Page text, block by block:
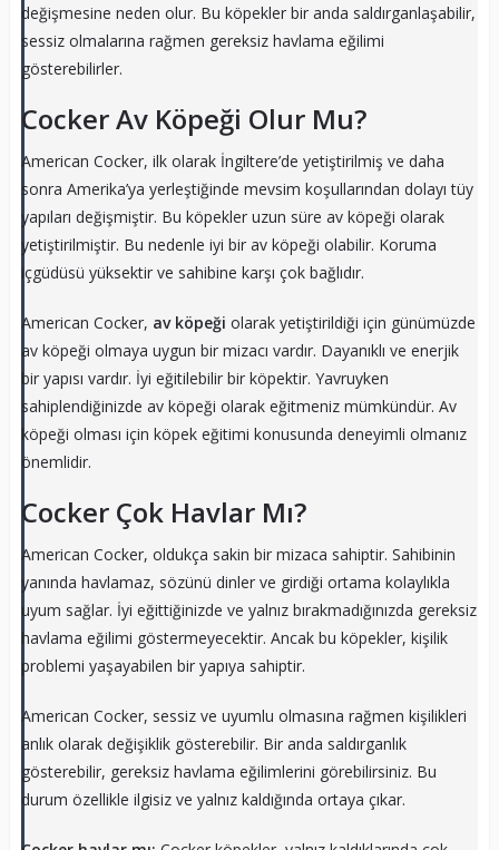
değişmesine neden olur. Bu köpekler bir anda saldırganlaşabilir,
sessiz olmalarına rağmen gereksiz havlama eğilimi
gösterebilirler.
Cocker Av Köpeği Olur Mu?
American Cocker, ilk olarak İngiltere’de yetiştirilmiş ve daha
sonra Amerika’ya yerleştiğinde mevsim koşullarından dolayı tüy
yapıları değişmiştir. Bu köpekler uzun süre av köpeği olarak
yetiştirilmiştir. Bu nedenle iyi bir av köpeği olabilir. Koruma
içgüdüsü yüksektir ve sahibine karşı çok bağlıdır.
American Cocker, av köpeği olarak yetiştirildiği için günümüzde
av köpeği olmaya uygun bir mizacı vardır. Dayanıklı ve enerjik
bir yapısı vardır. İyi eğitilebilir bir köpektir. Yavruyken
sahiplendiğinizde av köpeği olarak eğitmeniz mümkündür. Av
köpeği olması için köpek eğitimi konusunda deneyimli olmanız
önemlidir.
Cocker Çok Havlar Mı?
American Cocker, oldukça sakin bir mizaca sahiptir. Sahibinin
yanında havlamaz, sözünü dinler ve girdiği ortama kolaylıkla
uyum sağlar. İyi eğittiğinizde ve yalnız bırakmadığınızda gereksiz
havlama eğilimi göstermeyecektir. Ancak bu köpekler, kişilik
problemi yaşayabilen bir yapıya sahiptir.
American Cocker, sessiz ve uyumlu olmasına rağmen kişilikleri
anlık olarak değişiklik gösterebilir. Bir anda saldırganlık
gösterebilir, gereksiz havlama eğilimlerini görebilirsiniz. Bu
durum özellikle ilgisiz ve yalnız kaldığında ortaya çıkar.